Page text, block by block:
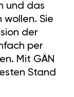
und das
wollen. Sie
der
per
Mit GÄN
Stand